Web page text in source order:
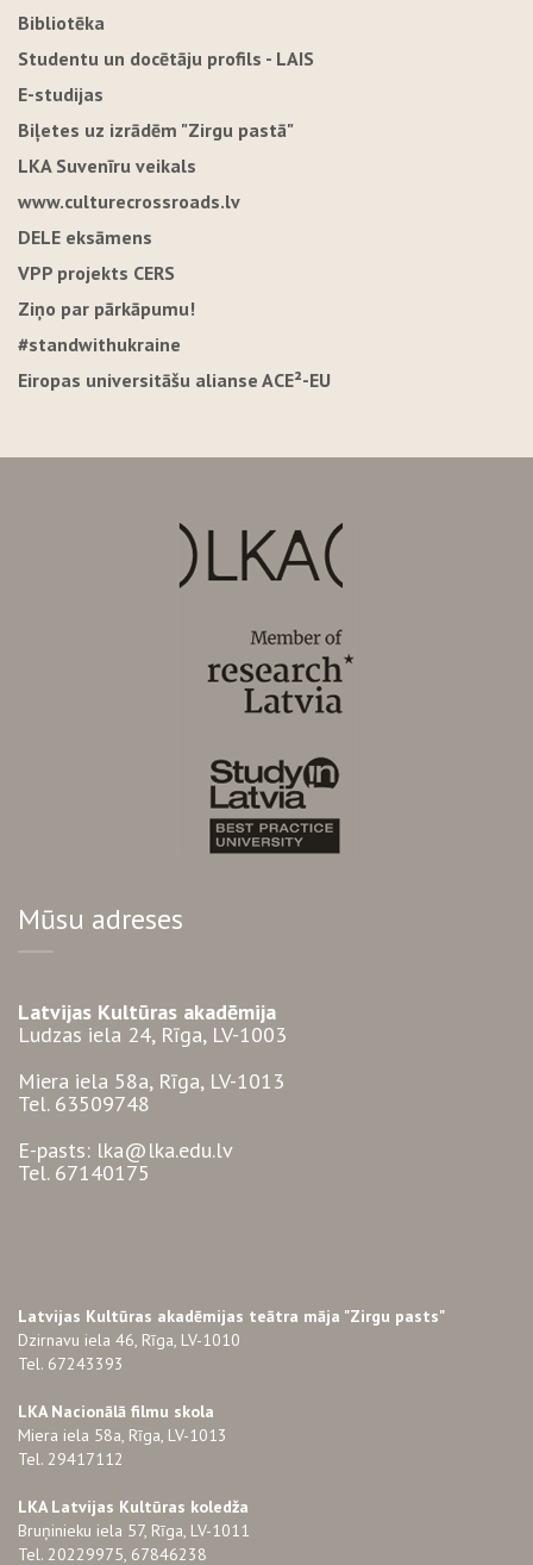
Bibliotēka
Studentu un docētāju profils - LAIS
E-studijas
Biļetes uz izrādēm "Zirgu pastā"
LKA Suvenīru veikals
www.culturecrossroads.lv
DELE eksāmens
VPP projekts CERS
Ziņo par pārkāpumu!
#standwithukraine
Eiropas universitāšu alianse ACE²-EU
Mūsu adreses
Latvijas Kultūras akadēmija
Ludzas iela 24, Rīga, LV-1003
Miera iela 58a, Rīga, LV-1013
Tel. 63509748
E-pasts: lka@lka.edu.lv
Tel. 67140175
Latvijas Kultūras akadēmijas teātra māja "Zirgu pasts"
Dzirnavu iela 46, Rīga, LV-1010
Tel. 67243393
LKA Nacionālā filmu skola
Miera iela 58a, Rīga, LV-1013
Tel. 29417112
LKA Latvijas Kultūras koledža
Bruņinieku iela 57, Rīga, LV-1011
Tel. 20229975, 67846238